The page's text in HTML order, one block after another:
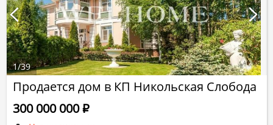
Продается дом в КП Никольская Слобода
300 000 000Р
1/39